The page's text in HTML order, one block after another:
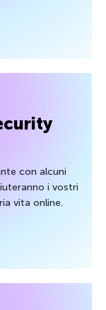
con alcuni
i vostri
vita online.